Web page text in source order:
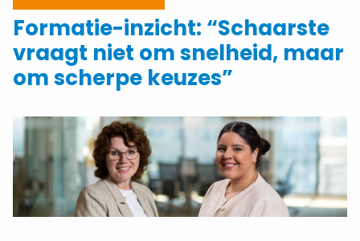
Formatie-inzicht: “Schaarste
vraagt niet om snelheid, maar
om scherpe keuzes”